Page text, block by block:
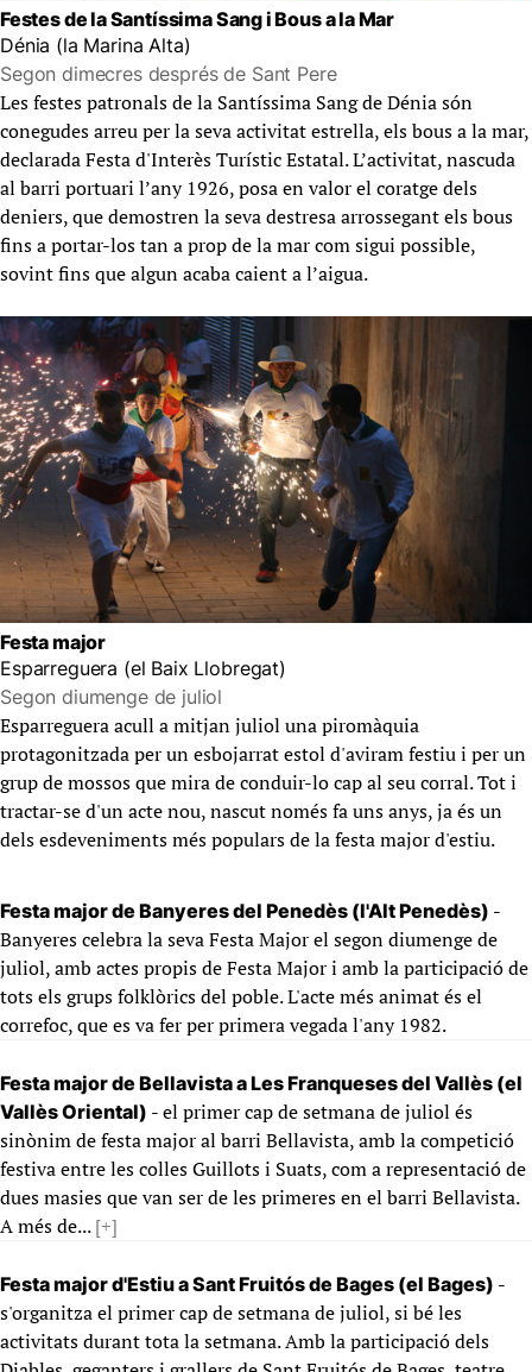
Festes de la Santíssima Sang i Bous a la Mar
Dénia (la Marina Alta)
Segon dimecres després de Sant Pere
Les festes patronals de la Santíssima Sang de Dénia són
conegudes arreu per la seva activitat estrella, els bous a la mar,
declarada Festa d'Interès Turístic Estatal. L’activitat, nascuda
al barri portuari l’any 1926, posa en valor el coratge dels
deniers, que demostren la seva destresa arrossegant els bous
fins a portar-los tan a prop de la mar com sigui possible,
sovint fins que algun acaba caient a l’aigua.
Festa major
Esparreguera (el Baix Llobregat)
Segon diumenge de juliol
Esparreguera acull a mitjan juliol una piromàquia
protagonitzada per un esbojarrat estol d'aviram festiu i per un
grup de mossos que mira de conduir-lo cap al seu corral. Tot i
tractar-se d'un acte nou, nascut només fa uns anys, ja és un
dels esdeveniments més populars de la festa major d'estiu.
Festa major de Banyeres del Penedès (l'Alt Penedès) -
Banyeres celebra la seva Festa Major el segon diumenge de
juliol, amb actes propis de Festa Major i amb la participació de
tots els grups folklòrics del poble. L'acte més animat és el
correfoc, que es va fer per primera vegada l'any 1982.
Festa major de Bellavista a Les Franqueses del Vallès (el
Vallès Oriental) - el primer cap de setmana de juliol és
sinònim de festa major al barri Bellavista, amb la competició
festiva entre les colles Guillots i Suats, com a representació de
dues masies que van ser de les primeres en el barri Bellavista.
A més de...[+]
Festa major d'Estiu a Sant Fruitós de Bages (el Bages) -
s'organitza el primer cap de setmana de juliol, si bé les
activitats durant tota la setmana. Amb la participació dels